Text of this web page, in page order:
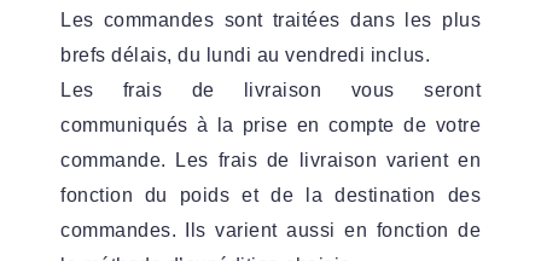
Les commandes sont traitées dans les plus
brefs délais, du lundi au vendredi inclus.
Les frais de livraison vous seront
communiqués à la prise en compte de votre
commande. Les frais de livraison varient en
fonction du poids et de la destination des
commandes. Ils varient aussi en fonction de